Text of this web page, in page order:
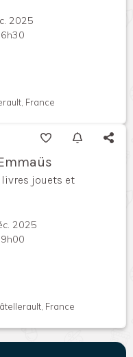
2025
France
jouets et
2025
France